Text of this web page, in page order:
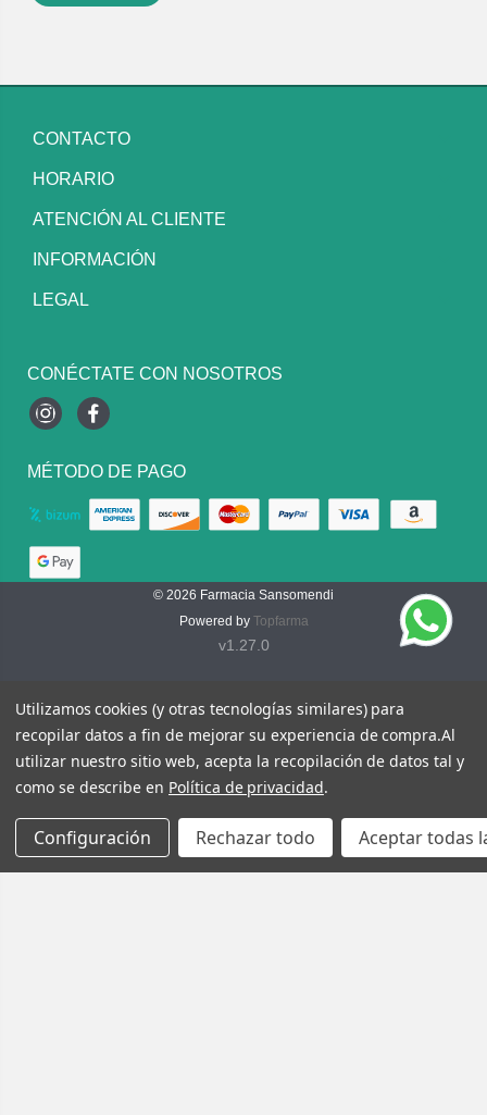
CONTACTO
HORARIO
ATENCIÓN AL CLIENTE
INFORMACIÓN
LEGAL
CONÉCTATE CON NOSOTROS
InstagramFacebook
MÉTODO DE PAGO
© 2026 Farmacia Sansomendi
Powered by Topfarma
v1.27.0
Utilizamos cookies (y otras tecnologías similares) para
recopilar datos a fin de mejorar su experiencia de compra.Al
utilizar nuestro sitio web, acepta la recopilación de datos tal y
como se describe en Política de privacidad.
Configuración Rechazar todo Aceptar todas